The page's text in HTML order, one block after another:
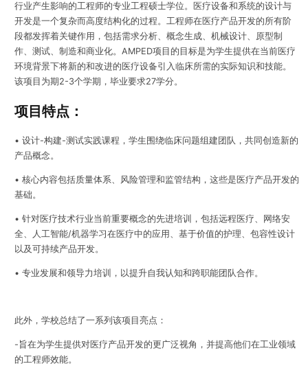
行业产生影响的工程师的专业工程硕士学位。医疗设备和系统的设计与
开发是一个复杂而高度结构化的过程。工程师在医疗产品开发的所有阶
段都发挥着关键作用，包括需求分析、概念生成、机械设计、原型制
作、测试、制造和商业化。AMPED项目的目标是为学生提供在当前医疗
环境背景下将新的和改进的医疗设备引入临床所需的实际知识和技能。
该项目为期2-3个学期，毕业要求27学分。
项目特点：
• 设计-构建-测试实践课程，学生围绕临床问题组建团队，共同创造新的
产品概念。
• 核心内容包括质量体系、风险管理和监管结构，这些是医疗产品开发的
基础。
• 针对医疗技术行业当前重要概念的先进培训，包括远程医疗、网络安
全、人工智能/机器学习在医疗中的应用、基于价值的护理、包容性设计
以及可持续产品开发。
• 专业发展和领导力培训，以提升自我认知和跨职能团队合作。
此外，学校总结了一系列该项目亮点：
-旨在为学生提供对医疗产品开发的更广泛视角，并提高他们在工业领域
的工程师效能。